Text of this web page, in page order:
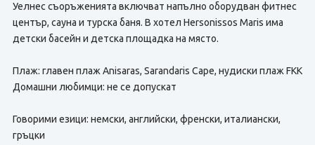
Уелнес съоръженията включват напълно оборудван фитнес
център, сауна и турска баня. В хотел Hersonissos Maris има
детски басейн и детска площадка на място.
Плаж: главен плаж Anisaras, Sarandaris Cape, нудиски плаж FKK
Домашни любимци: не се допускат
Говорими езици: немски, английски, френски, италиански,
гръцки